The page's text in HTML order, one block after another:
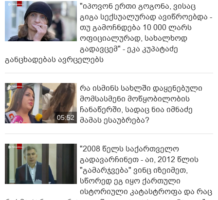
"იპოვონ ერთი გოგონა, ვისაც
გიგა სექსუალურად ავიწროებდა -
თუ გამოჩნდება 10 000 ლარს
ოფიციალურად, სახალხოდ
გადავცემ" - ეკა კუპატაძე
განცხადებას ავრცელებს
05:52
რა ისმინს სახლში დაყენებული
მომსასმენი მოწყობილობის
ჩანაწერში, სადაც ნია იმნაძე
მამას ესაუბრება?
"2008 წელს საქართველო
გადავარჩინეთ - აი, 2012 წლის
"გამარჯვება" ვინც იზეიმეთ,
სწორედ ეგ იყო ქართული
ისტორიული კატასტროფა და რაც